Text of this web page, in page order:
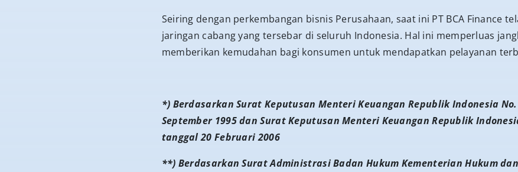
Seiring dengan perkembangan bisnis Perusahaan, saat ini PT BCA Finance
jaringan cabang yang tersebar di seluruh Indonesia. Hal ini memperluas
memberikan kemudahan bagi konsumen untuk mendapatkan pelayanan
*) Berdasarkan Surat Keputusan Menteri Keuangan Republik Indonesia
September 1995 dan Surat Keputusan Menteri Keuangan Republik
tanggal 20 Februari 2006
**) Berdasarkan Surat Administrasi Badan Hukum Kementerian Hukum